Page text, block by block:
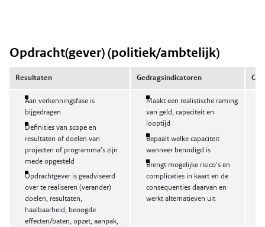
Opdracht(gever) (politiek/ambtelijk)
Resultaten Gedragsindicatoren
Aan verkenningsfase is
bijgedragen
Definities van scope en
resultaten of doelen van
projecten of programma’s zijn
mede opgesteld
Opdrachtgever is geadviseerd
over te realiseren (verander)
doelen, resultaten,
haalbaarheid, beoogde
effecten/baten, opzet, aanpak,
Maakt een realistische raming
van geld, capaciteit en
looptijd
Bepaalt welke capaciteit
wanneer benodigd is
Brengt mogelijke risico's en
complicaties in kaart en de
consequenties daarvan en
werkt alternatieven uit